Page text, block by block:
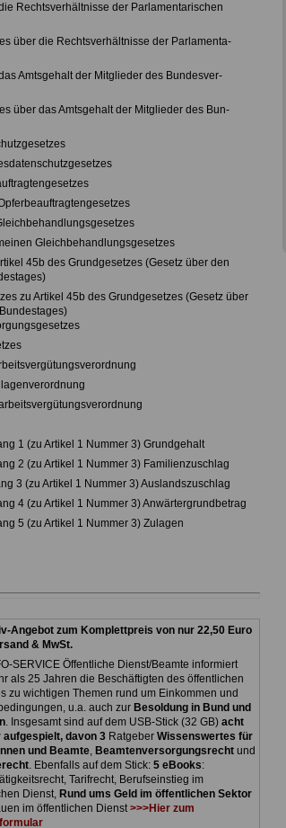
Rechtsverhältnisse der Parlamentarischen
über die Rechtsverhältnisse der Parlamenta-
Amtsgehalt der Mitglieder des Bundesver-
über das Amtsgehalt der Mitglieder des Bun-
Gleichbehandlungsgesetzes
45b des Grundgesetzes (Gesetz über den
zu Artikel 45b des Grundgesetzes (Gesetz über
1 (zu Artikel 1 Nummer 3) Grundgehalt
2 (zu Artikel 1 Nummer 3) Familienzuschlag
3 (zu Artikel 1 Nummer 3) Auslandszuschlag
4 (zu Artikel 1 Nummer 3) Anwärtergrundbetrag
5 (zu Artikel 1 Nummer 3) Zulagen
Angebot zum Komplettpreis von nur 22,50 Euro
& MwSt.
SERVICE Öffentliche Dienst/Beamte informiert
als 25 Jahren die Beschäftigten des öffentlichen
zu wichtigen Themen rund um Einkommen und
u.a. auch zur Besoldung in Bund und
. Insgesamt sind auf dem USB-Stick (32 GB) acht
aufgespielt, davon 3 Ratgeber Wissenswertes für
und Beamte, Beamtenversorgungsrechtund
. Ebenfalls auf dem Stick: 5 eBooks:
Tarifrecht, Berufseinstieg im
Dienst, Rund ums Geld im öffentlichen Sektor
im öffentlichen Dienst>>>Hier zum